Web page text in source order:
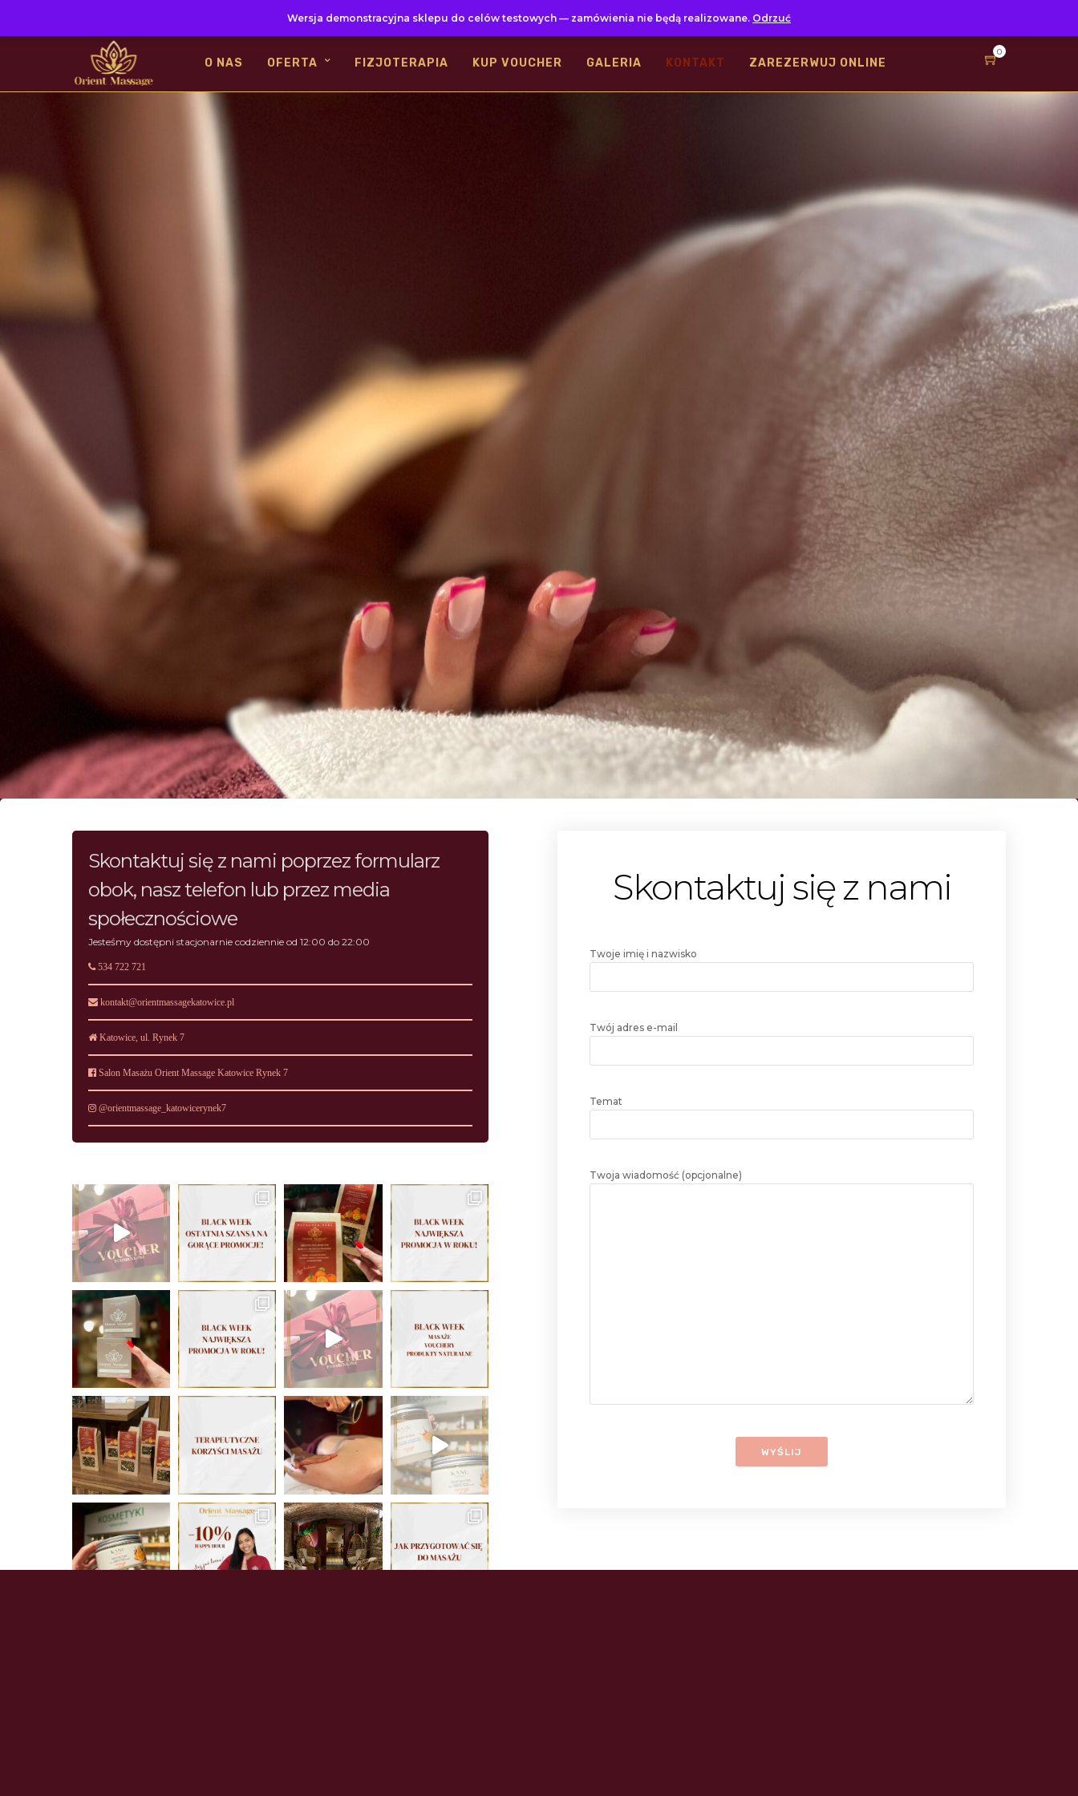
O NAS OFERTA FIZJOTERAPIA KUP VOUCHER GALERIA KONTAKT ZAREZERWUJ ONLINE
0
Skontaktuj się z nami
Twoje imię i nazwisko
Twój adres e-mail
Temat
Twoja wiadomość (opcjonalne)
Skontaktuj się z nami poprzez formularz
obok, nasz telefon lub przez media
społecznościowe
Jesteśmy dostępni stacjonarnie codziennie od 12:00 do 22:00
534 722 721
kontakt@orientmassagekatowice.pl
Katowice, ul. Rynek 7
Salon Masażu Orient Massage Katowice Rynek 7
@orientmassage_katowicerynek7
Wersja demonstracyjna sklepu do celów testowych — zamówienia nie będą realizowane. Odrzuć